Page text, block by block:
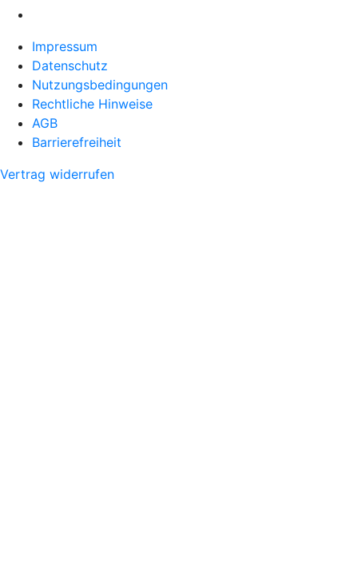
Impressum
Datenschutz
Nutzungsbedingungen
Rechtliche Hinweise
AGB
Barrierefreiheit
Vertrag widerrufen